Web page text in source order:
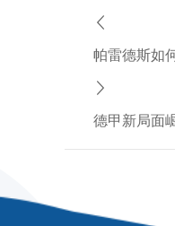
帕雷德斯如
德甲新局面